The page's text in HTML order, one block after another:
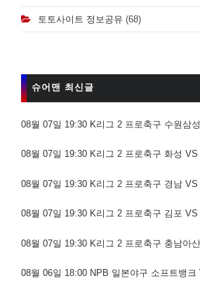
토토사이트 정보공유 (68)
슈어맨 최신글
08월 07일 19:30 K리그 2 프로축구 수원삼
08월 07일 19:30 K리그 2 프로축구 화성 VS
08월 07일 19:30 K리그 2 프로축구 경남 VS
08월 07일 19:30 K리그 2 프로축구 김포 VS
08월 07일 19:30 K리그 2 프로축구 충남아
08월 06일 18:00 NPB 일본야구 소프트뱅크